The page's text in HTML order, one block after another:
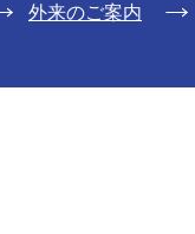
外来のご案内